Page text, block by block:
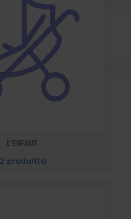
L'ENFANT
produit(s)